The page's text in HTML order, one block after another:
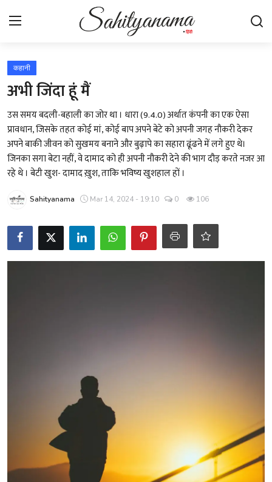
स्वतंत्रता सेनानी
साहित्य समाचार
होम
कहानी
आलेख
कहानी
अभी जिंदा हूं मैं
उस समय बदली-बहाली का जोर था । धारा (9.4.0) अर्थात कंपनी का एक ऐसा
प्रावधान, जिसके तहत कोई मां, कोई बाप अपने बेटे को अपनी जगह नौकरी देकर
अपने बाकी जीवन को सुखमय बनाने और बुढ़ापे का सहारा ढूंढने में लगे हुए थे।
जिनका सगा बेटा नहीं, वे दामाद को ही अपनी नौकरी देने की भाग दौड़ करते नजर आ
रहे थे । बेटी खुश- दामाद ख़ुश, ताकि भविष्य खुशहाल हों ।
Sahityanama Mar 14, 2024 - 19:10 0 106